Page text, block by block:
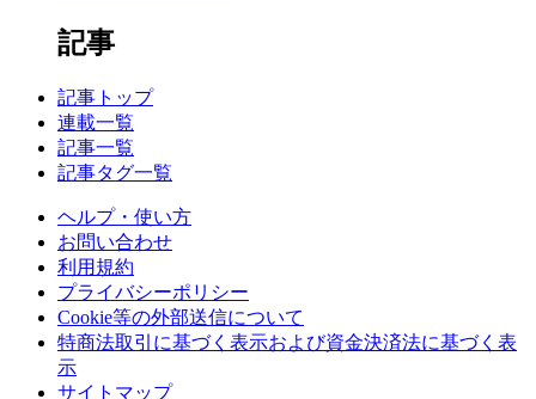
記事
記事トップ
連載一覧
記事一覧
記事タグ一覧
ヘルプ・使い方
お問い合わせ
利用規約
プライバシーポリシー
Cookie等の外部送信について
特商法取引に基づく表示および資金決済法に基づく表
示
サイトマップ